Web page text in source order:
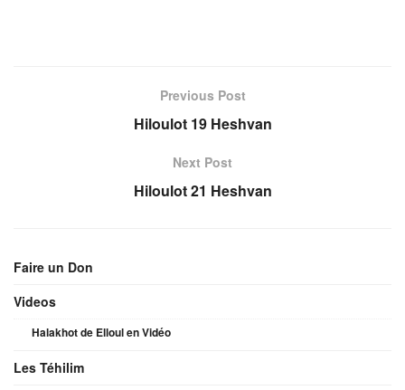
Previous Post
Hiloulot 19 Heshvan
Next Post
Hiloulot 21 Heshvan
Faire un Don
Videos
Halakhot de Elloul en Vidéo
Les Téhilim